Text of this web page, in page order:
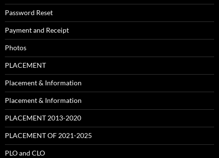
Password Reset
Payment and Receipt
Photos
PLACEMENT
Placement & Information
Placement & Information
PLACEMENT 2013-2020
PLACEMENT OF 2021-2025
PLO and CLO